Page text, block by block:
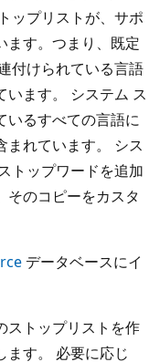
ップリストが、サポ
ます。つまり、既定
付けられている言語
います。 システム ス
いるすべての言語に
まれています。 シス
トップワードを追加
そのコピーをカスタ
データベースにイ
ストップリストを作
ます。 必要に応じ